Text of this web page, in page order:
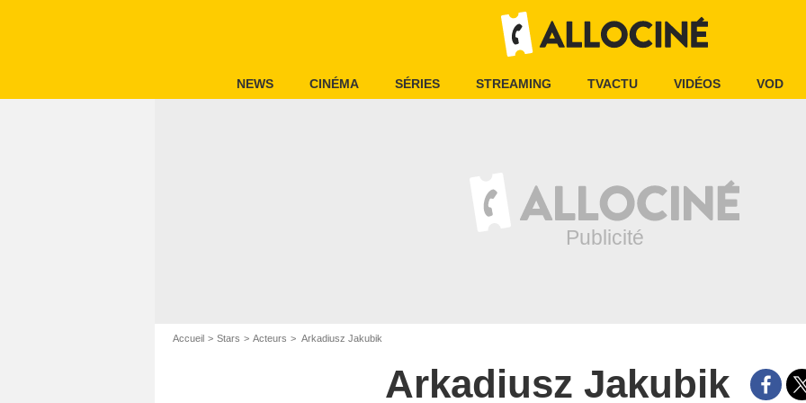
NEWS CINÉMA SÉRIES STREAMING TVACTU VIDÉOS VOD
Accueil Stars Acteurs Arkadiusz Jakubik
Arkadiusz Jakubik